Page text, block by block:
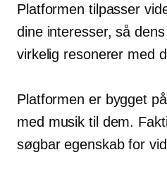
Platformen tilpasser
dine interesser, så
virkelig resonerer med
Platformen er bygget på
med musik til dem.
søgbar egenskab for